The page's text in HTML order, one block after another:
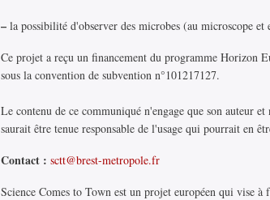
– la possibilité d'observer des microbes (au microscope
Ce projet a reçu un financement du programme Horizon
sous la convention de subvention n°101217127.
Le contenu de ce communiqué n'engage que son auteur
saurait être tenue responsable de l'usage qui pourrait en
Contact : sctt@brest-metropole.fr
Science Comes to Town est un projet européen qui vise